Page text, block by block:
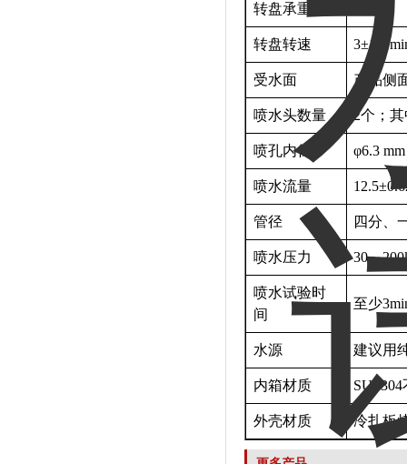
转盘承重
转盘转速 3±1R/
受水面 产品侧
喷水头数量 2个；
喷孔内径 φ6.3
喷水流量
管径 四分、
喷水压力 30～
喷水试验时
间
至少
水源 建议用
内箱材质
外壳材质 冷扎板